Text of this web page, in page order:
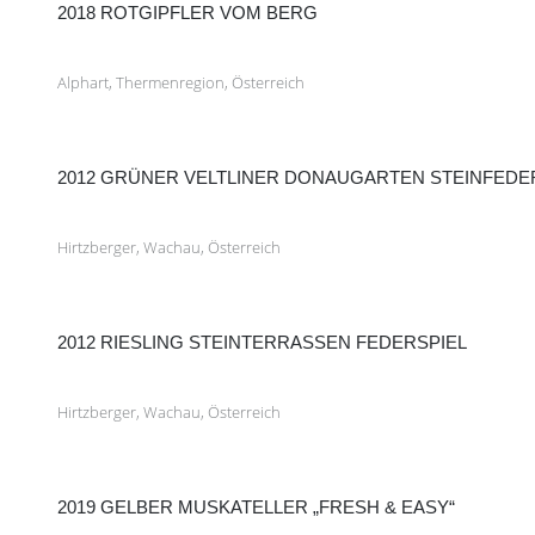
2018 ROTGIPFLER VOM BERG
Alphart, Thermenregion, Österreich
2012 GRÜNER VELTLINER DONAUGARTEN
Hirtzberger, Wachau, Österreich
2012 RIESLING STEINTERRASSEN FEDERSPIEL
Hirtzberger, Wachau, Österreich
2019 GELBER MUSKATELLER „FRESH & EASY“